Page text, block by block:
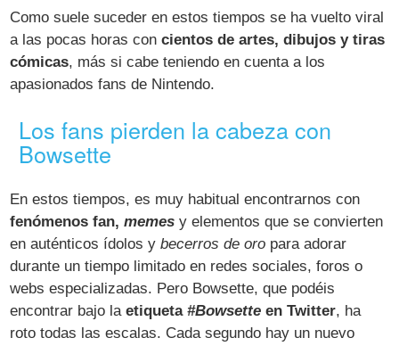
Como suele suceder en estos tiempos se ha vuelto viral
a las pocas horas concientos de artes, dibujos y tiras
cómicas, más si cabe teniendo en cuenta a los
apasionados fans de Nintendo.
Los fans pierden la cabeza con
Bowsette
En estos tiempos, es muy habitual encontrarnos con
fenómenos fan,memes y elementos que se convierten
en auténticos ídolos ybecerros de oro para adorar
durante un tiempo limitado en redes sociales, foros o
webs especializadas. Pero Bowsette, que podéis
encontrar bajo laetiqueta#Bowsette en Twitter, ha
roto todas las escalas. Cada segundo hay un nuevo